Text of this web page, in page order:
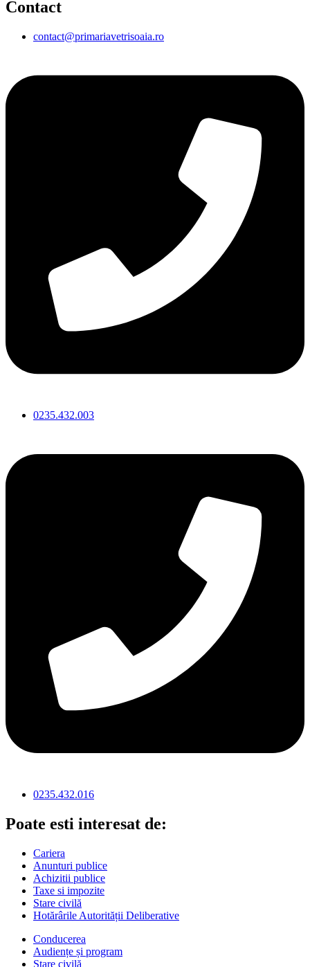
Contact
contact@primariavetrisoaia.ro
0235.432.003
0235.432.016
Poate esti interesat de:
Cariera
Anunturi publice
Achizitii publice
Taxe si impozite
Stare civilă
Hotărârile Autorității Deliberative
Conducerea
Audiențe și program
Stare civilă